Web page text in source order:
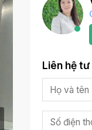
Liên hệ tư